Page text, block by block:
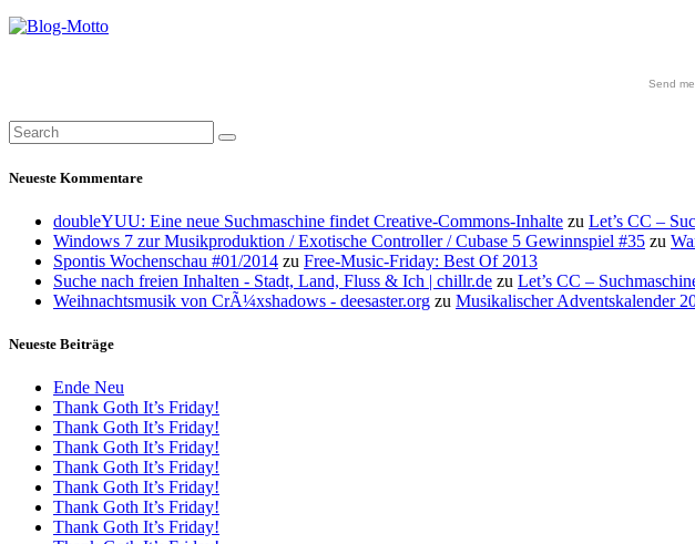
Send
Neueste Kommentare
doubleYUU: Eine neue Suchmaschine findet Creative-Commons-Inhalte zu Let’s CC –
Windows 7 zur Musikproduktion / Exotische Controller / Cubase 5 Gewinnspiel #35 zu
Spontis Wochenschau #01/2014 zu Free-Music-Friday: Best Of 2013
Suche nach freien Inhalten - Stadt, Land, Fluss & Ich | chillr.de zu Let’s CC –
Weihnachtsmusik von CrÃ¼xshadows - deesaster.org zu Musikalischer Adventskalender
Neueste Beiträge
Ende Neu
Thank Goth It’s Friday!
Thank Goth It’s Friday!
Thank Goth It’s Friday!
Thank Goth It’s Friday!
Thank Goth It’s Friday!
Thank Goth It’s Friday!
Thank Goth It’s Friday!